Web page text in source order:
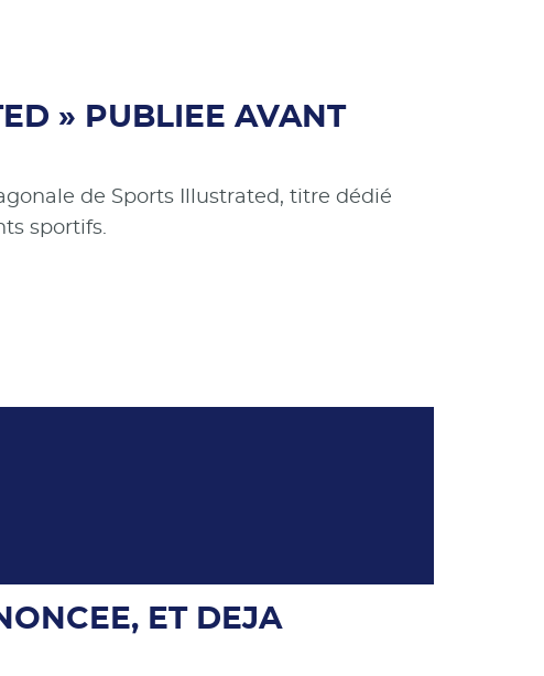
» PUBLIEE AVANT
de Sports Illustrated, titre dédié
sportifs.
ET DEJA